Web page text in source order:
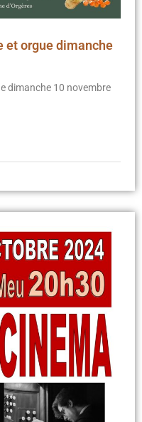
et orgue dimanche
dimanche 10 novembre